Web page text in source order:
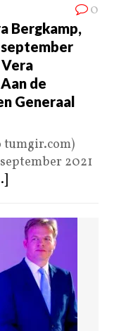
0
Bergkamp,
de
Generaal
tumgir.com)
2021